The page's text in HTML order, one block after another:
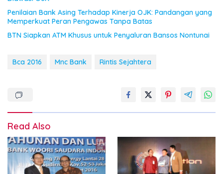
Penilaian Bank Asing Terhadap Kinerja OJK: Pandangan yang
Memperkuat Peran Pengawas Tanpa Batas
BTN Siapkan ATM Khusus untuk Penyaluran Bansos Nontunai
Bca 2016 Mnc Bank Rintis Sejahtera
Read Also